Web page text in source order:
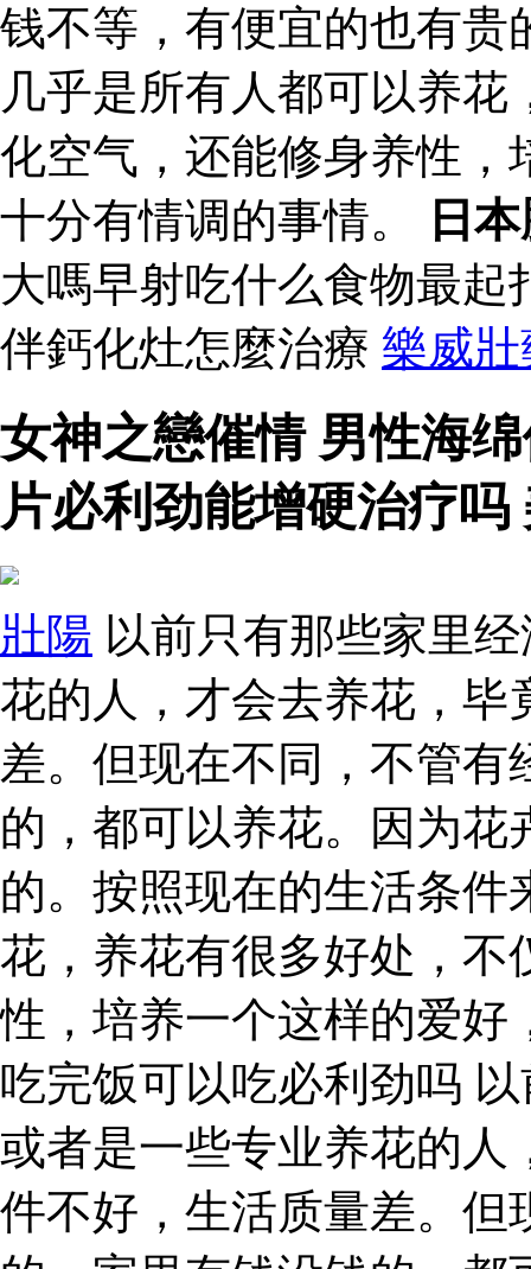
钱不等，有便宜的也有贵
几乎是所有人都可以养
化空气，还能修身养性，
十分有情调的事情。
日
大嗎早射吃什么食物最
伴鈣化灶怎麼治療 樂威
女神之戀催情 男性海
片必利劲能增硬治疗吗
壯陽 以前只有那些家里
花的人，才会去养花，毕
差。但现在不同，不管
的，都可以养花。因为
的。按照现在的生活条
花，养花有很多好处，不
性，培养一个这样的爱好
吃完饭可以吃必利劲吗
或者是一些专业养花的人
件不好，生活质量差。但